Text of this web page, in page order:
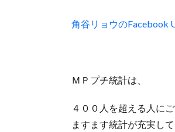
角谷リョウのFacebook
ＭＰプチ統計は、
４００人を超える人にご
ますます統計が充実して